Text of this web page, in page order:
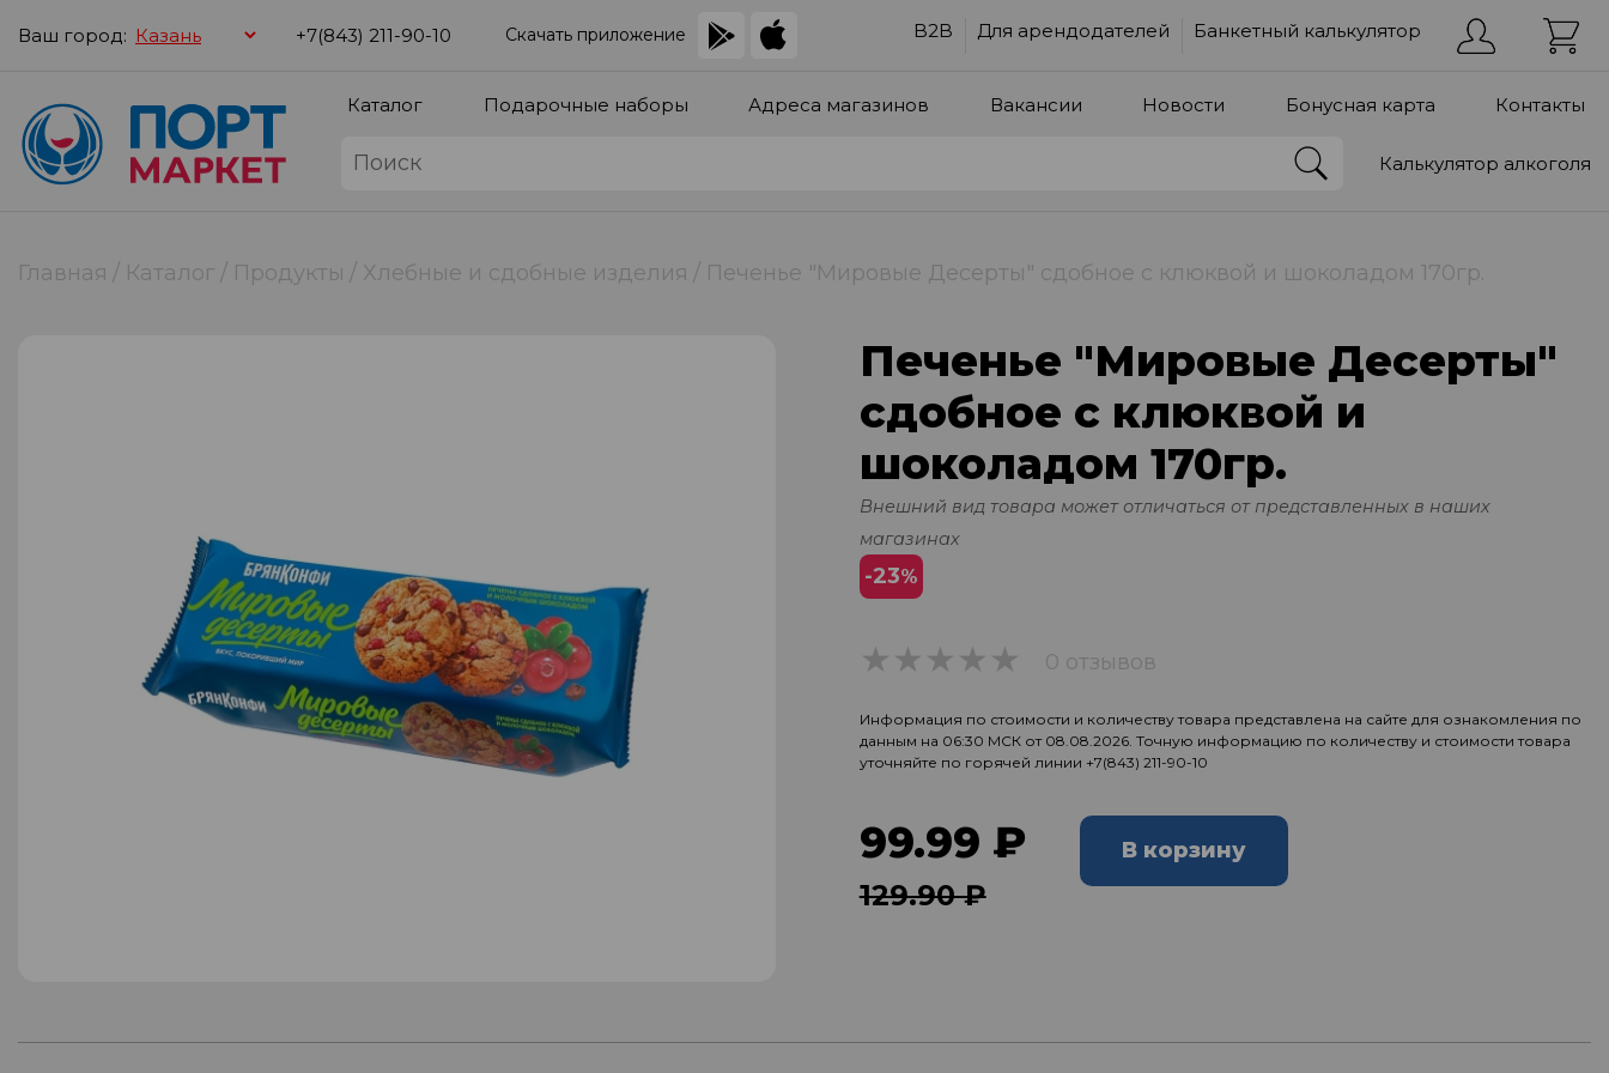
Ваш город: +7(843) 211-90-10 Скачать приложение B2B Для арендодателей Банкетный калькулятор
Каталог Подарочные наборы Адреса магазинов Вакансии Новости Бонусная карта Контакты
Калькулятор алкоголя
Главная Каталог Продукты Хлебные и сдобные изделия Печенье "Мировые Десерты" сдобное с клюквой и шоколадом 170гр.
Печенье "Мировые Десерты"
сдобное с клюквой и
шоколадом 170гр.
Внешний вид товара может отличаться от представленных в наших
магазинах
-23%
0 отзывов
Информация по стоимости и количеству товара представлена на сайте для ознакомления по
данным на 06:30 МСК от 08.08.2026. Точную информацию по количеству и стоимости товара
уточняйте по горячей линии +7(843) 211-90-10
99.99 ₽
129.90 ₽
В корзину